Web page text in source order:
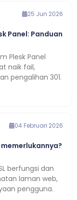
25 Jun 2026
Panel: Panduan
Plesk Panel
naik fail,
pengalihan 301.
04 Februari 2026
berfungsi dan
laman web,
pengguna.